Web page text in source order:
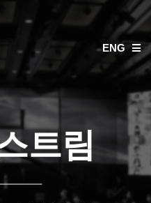
ENG
트림